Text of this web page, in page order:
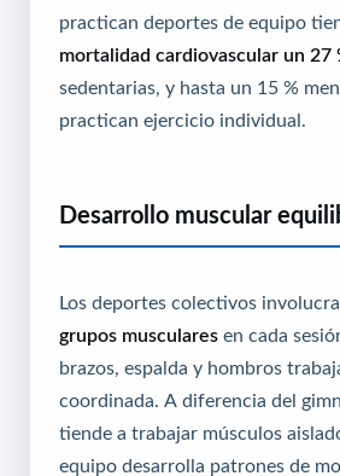
practican deportes de equipo
mortalidad cardiovascular un 27
sedentarias, y hasta un 15 %
practican ejercicio individual.
Desarrollo muscular
Los deportes colectivos
grupos musculares en cada
brazos, espalda y hombros
coordinada. A diferencia del
tiende a trabajar músculos
equipo desarrolla patrones de